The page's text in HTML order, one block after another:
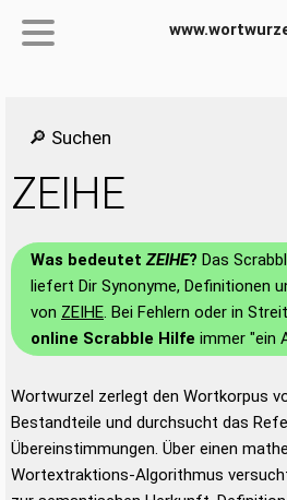
🔎 Suchen
ZEIHE
Was bedeutetZEIHE? Das
liefert Dir Synonyme, Definitionen
von ZEIHE. Bei Fehlern oder in
online Scrabble Hilfe immer "ein
Wortwurzel zerlegt den Wortkorpus
Bestandteile und durchsucht das
Übereinstimmungen. Über einen
Wortextraktions-Algorithmus